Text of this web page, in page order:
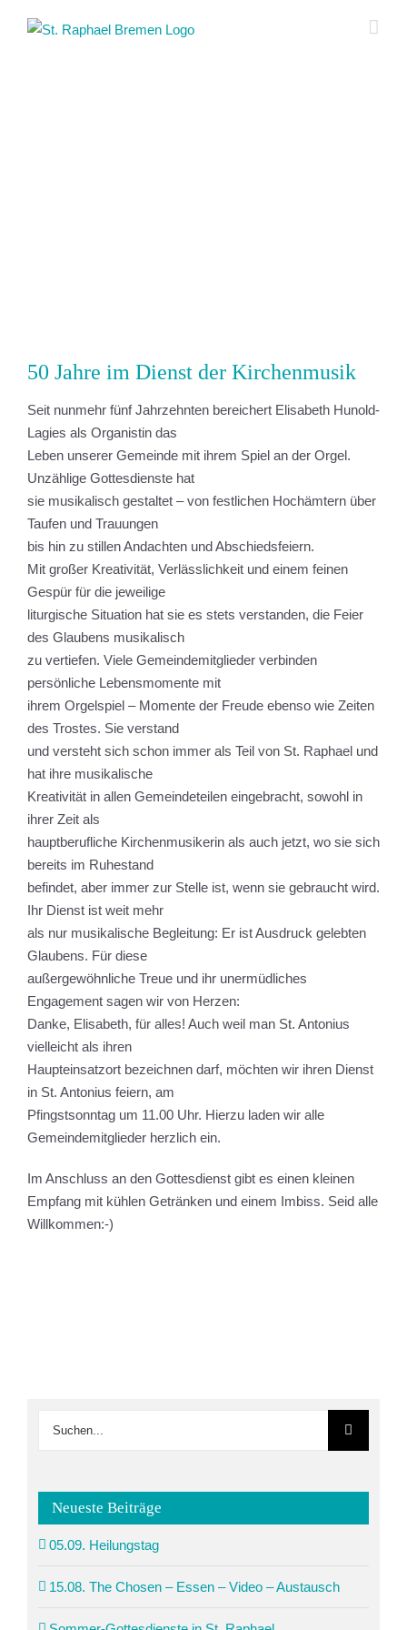
Inhalt
50 Jahre im Dienst der Kirchenmusik
Seit nunmehr fünf Jahrzehnten bereichert Elisabeth Hunold-
Lagies als Organistin das
Leben unserer Gemeinde mit ihrem Spiel an der Orgel.
Unzählige Gottesdienste hat
sie musikalisch gestaltet – von festlichen Hochämtern über
Taufen und Trauungen
bis hin zu stillen Andachten und Abschiedsfeiern.
Mit großer Kreativität, Verlässlichkeit und einem feinen
Gespür für die jeweilige
liturgische Situation hat sie es stets verstanden, die Feier
des Glaubens musikalisch
zu vertiefen. Viele Gemeindemitglieder verbinden
persönliche Lebensmomente mit
ihrem Orgelspiel – Momente der Freude ebenso wie Zeiten
des Trostes. Sie verstand
und versteht sich schon immer als Teil von St. Raphael und
hat ihre musikalische
Kreativität in allen Gemeindeteilen eingebracht, sowohl in
ihrer Zeit als
hauptberufliche Kirchenmusikerin als auch jetzt, wo sie sich
bereits im Ruhestand
befindet, aber immer zur Stelle ist, wenn sie gebraucht wird.
Ihr Dienst ist weit mehr
als nur musikalische Begleitung: Er ist Ausdruck gelebten
Glaubens. Für diese
außergewöhnliche Treue und ihr unermüdliches
Engagement sagen wir von Herzen:
Danke, Elisabeth, für alles! Auch weil man St. Antonius
vielleicht als ihren
Haupteinsatzort bezeichnen darf, möchten wir ihren Dienst
in St. Antonius feiern, am
Pfingstsonntag um 11.00 Uhr. Hierzu laden wir alle
Gemeindemitglieder herzlich ein.
Im Anschluss an den Gottesdienst gibt es einen kleinen
Empfang mit kühlen Getränken und einem Imbiss. Seid alle
Willkommen:-)
Neueste Beiträge
05.09. Heilungstag
15.08. The Chosen – Essen – Video – Austausch